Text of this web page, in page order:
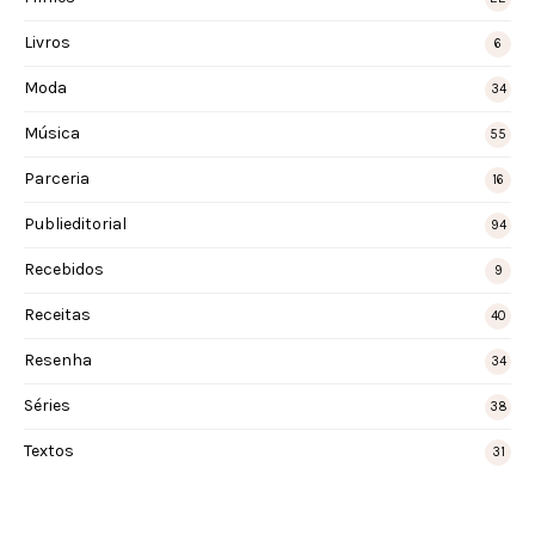
Livros 6
Moda 34
Música 55
Parceria 16
Publieditorial 94
Recebidos 9
Receitas 40
Resenha 34
Séries 38
Textos 31